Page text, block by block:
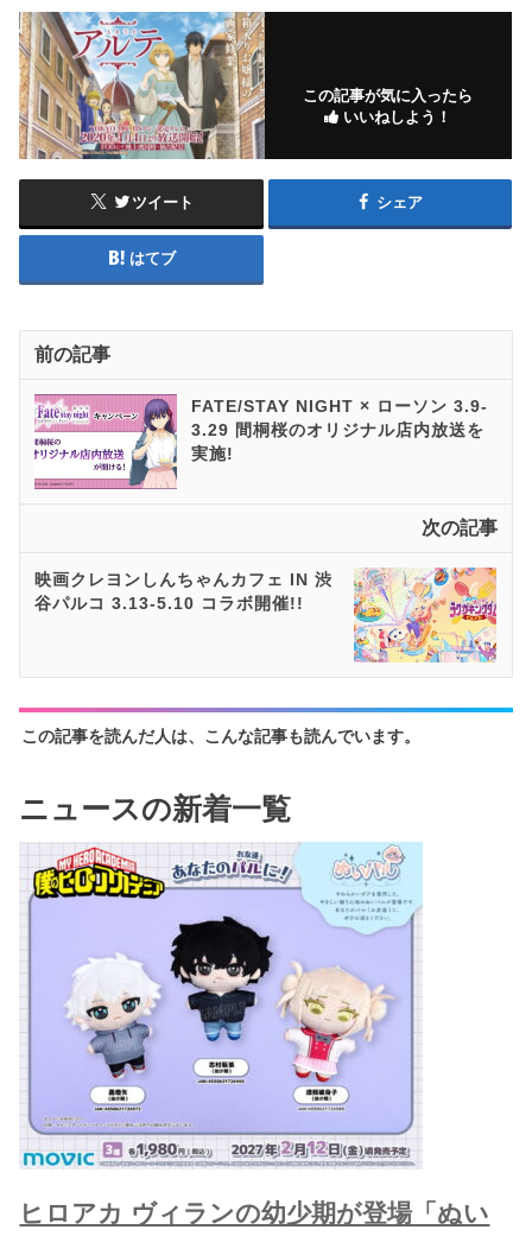
この記事が気に入ったら
いいねしよう！
ツイート シェア
はてブ
前の記事
FATE/STAY NIGHT × ローソン 3.9-
3.29 間桐桜のオリジナル店内放送を
実施!
次の記事
映画クレヨンしんちゃんカフェ IN 渋
谷パルコ 3.13-5.10 コラボ開催!!
この記事を読んだ人は、こんな記事も読んでいます。
ニュースの新着一覧
ヒロアカ ヴィランの幼少期が登場「ぬい